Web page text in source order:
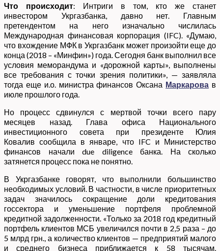
Что происходит: Интриги в том, кто же станет
инвестором Укргазбанка, давно нет. Главным
претендентом на него изначально числилась
Международная финансовая корпорация (IFC). «Думаю,
что вхождение МФК в Укргазбанк может произойти еще до
конца (2018 – «Минфин») года. Сегодня банк выполнил все
условия меморандума и «дорожной карты», выполнены
все требования с точки зрения политики», — заявляла
тогда еще и.о. министра финансов Оксана Маркарова в
июле прошлого года.
Но процесс сдвинулся с мертвой точки всего пару
месяцев назад. Глава офиса Национального
инвестиционного совета при президенте Юлия
Ковалив сообщила в январе, что IFC и Министерство
финансов начали due diligence банка. На сколько
затянется процесс пока не понятно.
В Укргазбанке говорят, что выполнили большинство
необходимых условий. В частности, в числе приоритетных
задач значилось сокращение доли кредитования
госсектора и уменьшение портфеля проблемной
кредитной задолженности. «Только за 2018 год кредитный
портфель клиентов МСБ увеличился почти в 2,5 раза – до
5 млрд грн., а количество клиентов — предприятий малого
и среднего бизнеса приближается к 58 тысячам.